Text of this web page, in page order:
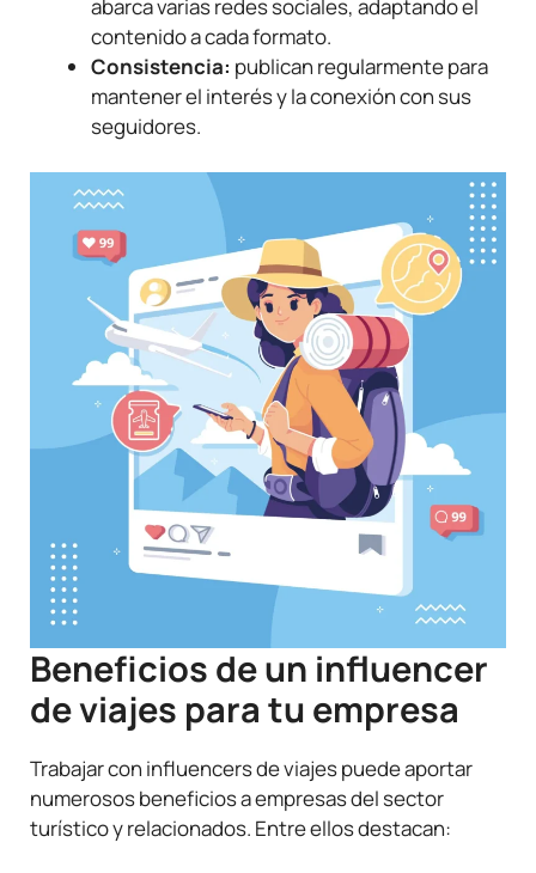
abarca varias redes sociales, adaptando el
contenido a cada formato.
Consistencia: publican regularmente para
mantener el interés y la conexión con sus
seguidores.
Beneficios de un influencer
de viajes para tu empresa
Trabajar con influencers de viajes puede aportar
numerosos beneficios a empresas del sector
turístico y relacionados. Entre ellos destacan: